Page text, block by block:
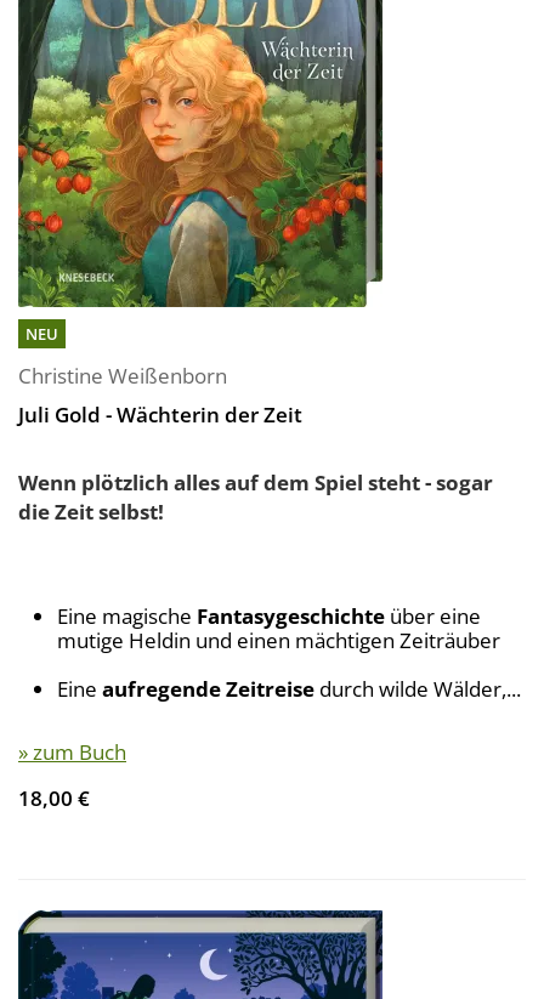
NEU
Christine Weißenborn
Juli Gold - Wächterin der Zeit
Wenn plötzlich alles auf dem Spiel steht - sogar
die Zeit selbst!
Eine magische Fantasygeschichte über eine
mutige Heldin und einen mächtigen Zeiträuber
Eine aufregende Zeitreise durch wilde Wälder,...
» zum Buch
18,00 €